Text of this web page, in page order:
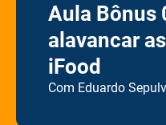
Aula Bônus
alavancar
iFood
Com Eduardo